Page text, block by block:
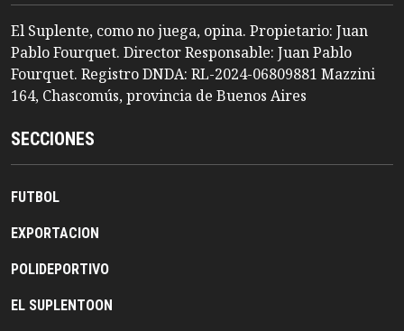
El Suplente, como no juega, opina. Propietario: Juan
Pablo Fourquet. Director Responsable: Juan Pablo
Fourquet. Registro DNDA: RL-2024-06809881 Mazzini
164, Chascomús, provincia de Buenos Aires
SECCIONES
FUTBOL
EXPORTACION
POLIDEPORTIVO
EL SUPLENTOON